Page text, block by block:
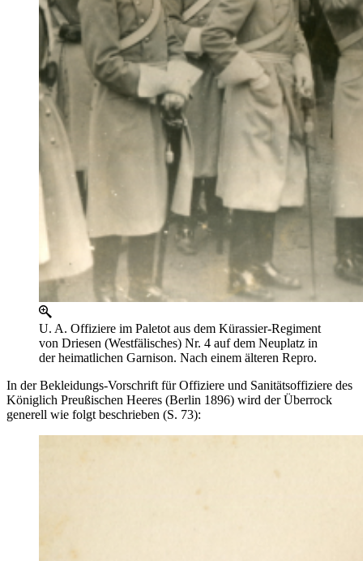
U. A. Offiziere im Paletot aus dem Kürassier-Regiment
von Driesen (Westfälisches) Nr. 4 auf dem Neuplatz in
der heimatlichen Garnison. Nach einem älteren Repro.
In der Bekleidungs-Vorschrift für Offiziere und Sanitätsoffiziere des
Königlich Preußischen Heeres (Berlin 1896) wird der Überrock
generell wie folgt beschrieben (S. 73):